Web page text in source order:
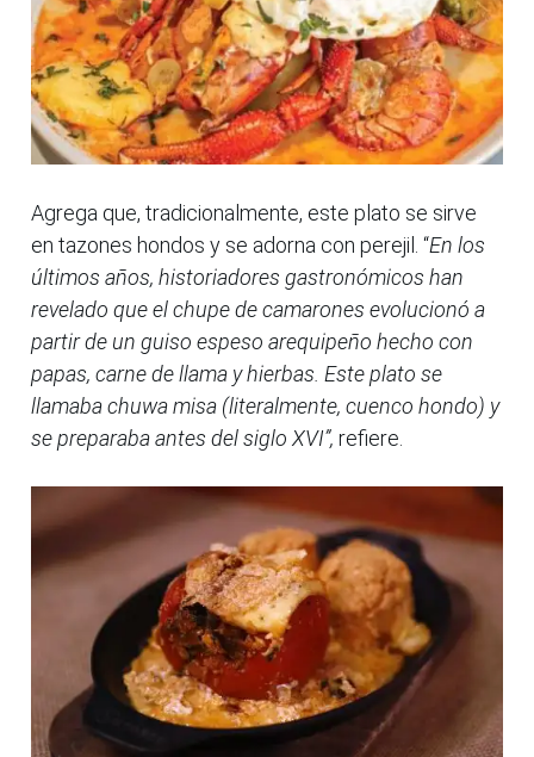
Agrega que, tradicionalmente, este plato se sirve
en tazones hondos y se adorna con perejil. “En los
últimos años, historiadores gastronómicos han
revelado que el chupe de camarones evolucionó a
partir de un guiso espeso arequipeño hecho con
papas, carne de llama y hierbas. Este plato se
llamaba chuwa misa (literalmente, cuenco hondo) y
se preparaba antes del siglo XVI”, refiere.